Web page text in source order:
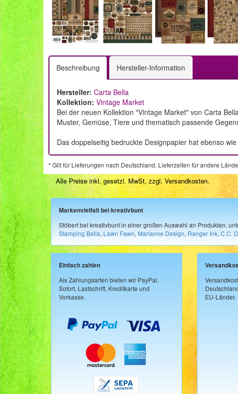
Beschreibung Hersteller-Information
Hersteller: Carta Bella
Kollektion: Vintage Market
Bei der neuen Kollektion "Vintage Market" von Carta
Muster, Gemüse, Tiere und thematisch passende
Das doppelseitig bedruckte Designpapier hat ebenso
* Gilt für Lieferungen nach Deutschland. Lieferzeiten für andere
Alle Preise inkl. gesetzl. MwSt, zzgl. Versandkosten.
Markenvielfalt bei kreativbunt
Stöbert bei kreativbunt in einer großen Auswahl an Produkten,
Stamping Bella, Lawn Fawn, Marianne Design, Ranger Ink, C.C.
Einfach zahlen
Als Zahlungsarten bieten wir PayPal,
Sofort, Lastschrift, Kreditkarte und
Vorkasse.
EU-Länder.